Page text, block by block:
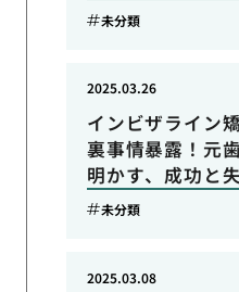
未分類
インビザライン
裏事情暴露！元
明かす、成功と
2025.03.26
未分類
2025.03.08